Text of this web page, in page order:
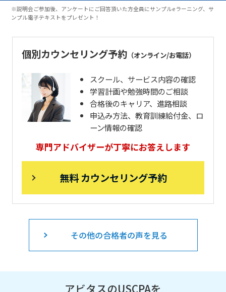
※説明会ご参加後、アンケートにご回答頂いた方全員にサンプルeラーニング、サ
ンプル電子テキストをプレゼント！
個別カウンセリング予約（オンライン/お電話）
スクール、サービス内容の確認
学習計画や勉強時間のご相談
合格後のキャリア、進路相談
申込み方法、教育訓練給付金、ロ
ーン情報の確認
専門アドバイザーが丁寧にお答えします
無料 カウンセリング予約
その他の合格者の声を見る
アビタスのUSCPAを